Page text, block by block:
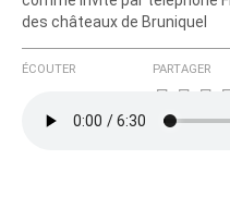
des châteaux de Bruniquel
ÉCOUTER PARTAGER